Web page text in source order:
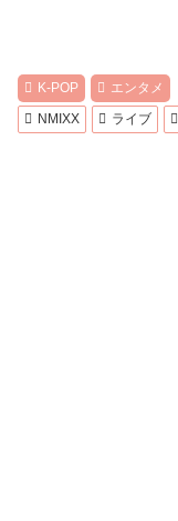
K-POP エンタメ
NMIXX
ライブ